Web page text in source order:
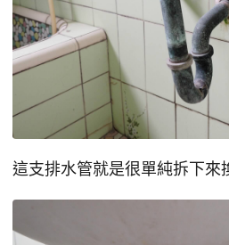
這支排水管就是很單純拆下來